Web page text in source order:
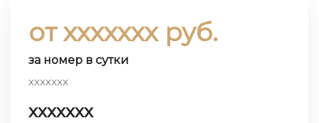
от ххххххх руб.
за номер в сутки
ххххххх
ххххххх